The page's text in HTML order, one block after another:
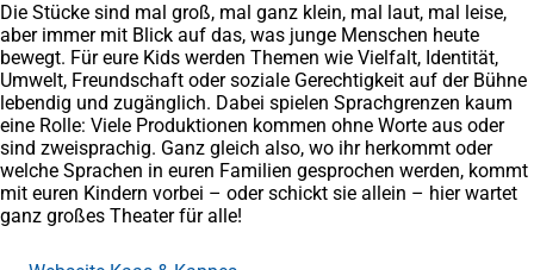
Die Stücke sind mal groß, mal ganz klein, mal laut, mal leise,
aber immer mit Blick auf das, was junge Menschen heute
bewegt. Für eure Kids werden Themen wie Vielfalt, Identität,
Umwelt, Freundschaft oder soziale Gerechtigkeit auf der Bühne
lebendig und zugänglich. Dabei spielen Sprachgrenzen kaum
eine Rolle: Viele Produktionen kommen ohne Worte aus oder
sind zweisprachig. Ganz gleich also, wo ihr herkommt oder
welche Sprachen in euren Familien gesprochen werden, kommt
mit euren Kindern vorbei – oder schickt sie allein – hier wartet
ganz großes Theater für alle!